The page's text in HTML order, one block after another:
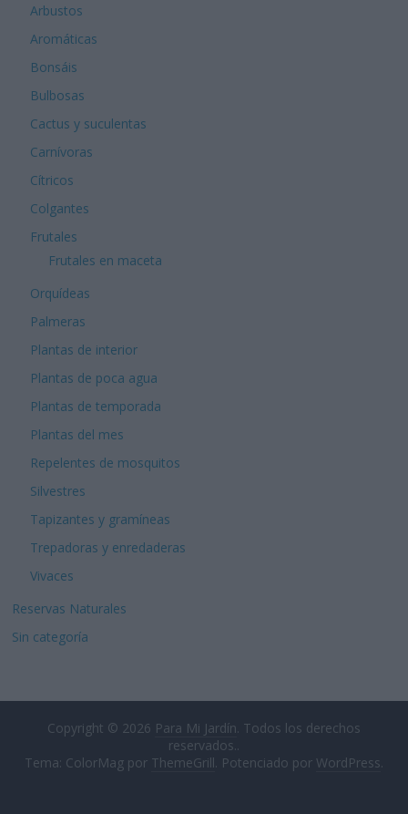
Arbustos
Aromáticas
Bonsáis
Bulbosas
Cactus y suculentas
Carnívoras
Cítricos
Colgantes
Frutales
Frutales en maceta
Orquídeas
Palmeras
Plantas de interior
Plantas de poca agua
Plantas de temporada
Plantas del mes
Repelentes de mosquitos
Silvestres
Tapizantes y gramíneas
Trepadoras y enredaderas
Vivaces
Reservas Naturales
Sin categoría
Copyright © 2026 Para Mi Jardín . Todos los derechos
reservados..
Tema: ColorMag por ThemeGrill . Potenciado por WordPress